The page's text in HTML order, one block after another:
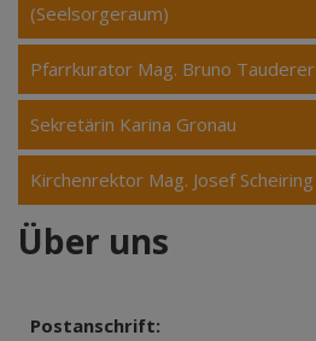
(Seelsorgeraum)
Pfarrkurator Mag. Bruno Tauderer
Sekretärin Karina Gronau
Kirchenrektor Mag. Josef Scheiring
Über uns
Postanschrift: